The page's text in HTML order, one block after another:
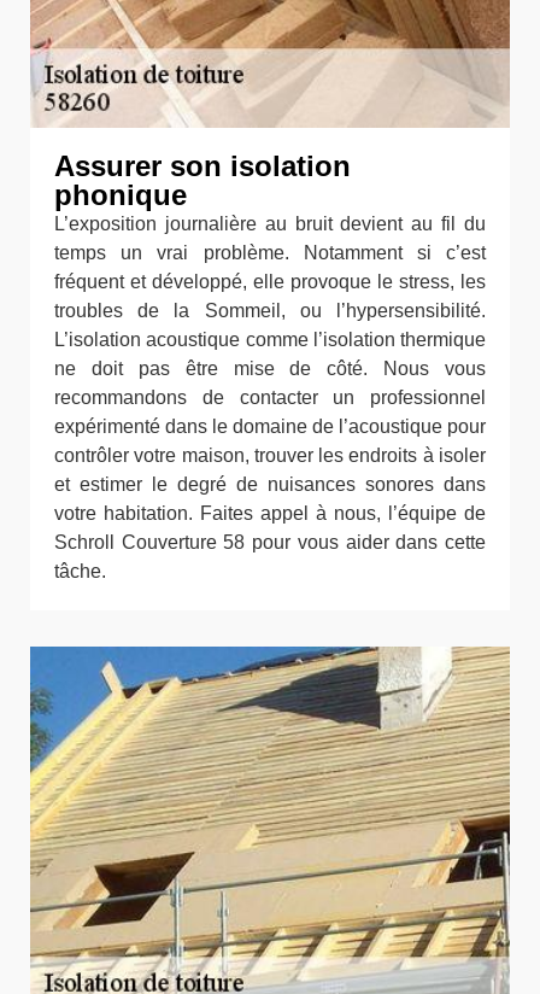
Assurer son isolation
phonique
L’exposition journalière au bruit devient au fil du
temps un vrai problème. Notamment si c’est
fréquent et développé, elle provoque le stress, les
troubles de la Sommeil, ou l’hypersensibilité.
L’isolation acoustique comme l’isolation thermique
ne doit pas être mise de côté. Nous vous
recommandons de contacter un professionnel
expérimenté dans le domaine de l’acoustique pour
contrôler votre maison, trouver les endroits à isoler
et estimer le degré de nuisances sonores dans
votre habitation. Faites appel à nous, l’équipe de
Schroll Couverture 58 pour vous aider dans cette
tâche.